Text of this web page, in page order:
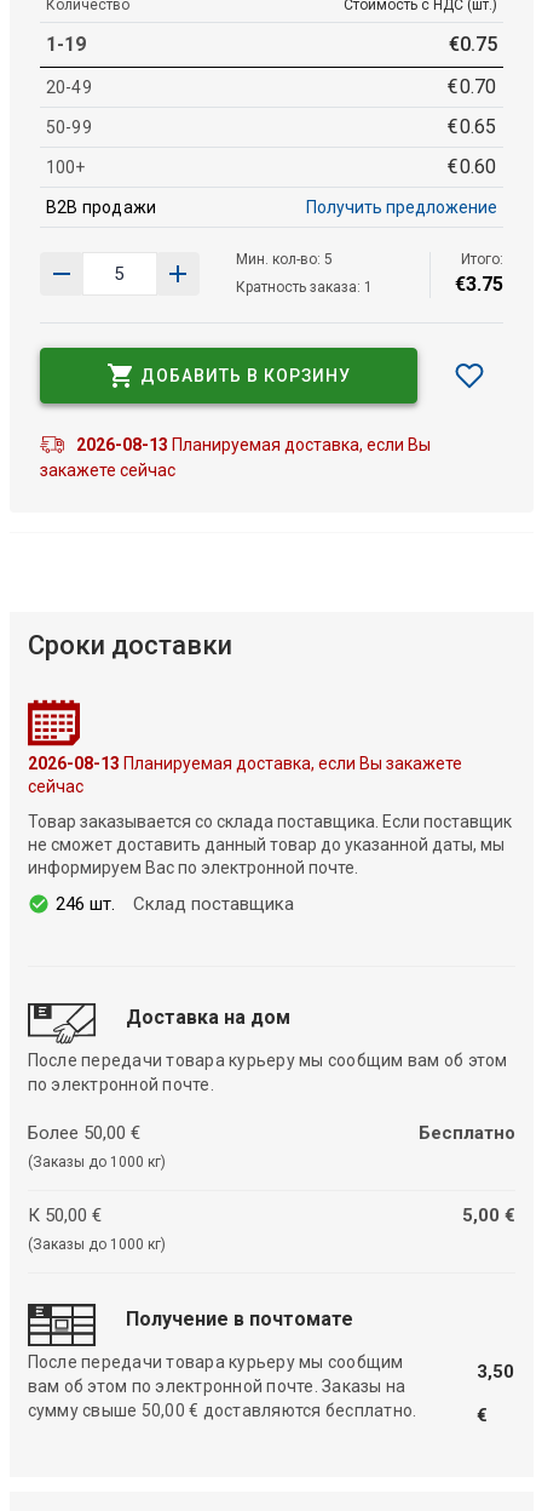
Количество Стоимость с НДС (шт.)
1-19 €0.75
20-49 €0.70
50-99 €0.65
100+ €0.60
B2B продажи Получить предложение
Мин. кол-во: 5
Кратность заказа: 1
Итого:
€3.75
ДОБАВИТЬ В КОРЗИНУ
2026-08-13 Планируемая доставка, если Вы
закажете сейчас
Сроки доставки
2026-08-13 Планируемая доставка, если Вы закажете
сейчас
Товар заказывается со склада поставщика. Если поставщик
не сможет доставить данный товар до указанной даты, мы
информируем Вас по электронной почте.
246 шт. Склад поставщика
Доставка на дом
После передачи товара курьеру мы сообщим вам об этом
по электронной почте.
Более 50,00 €
(Заказы до 1000 кг)
Бесплатно
К 50,00 €
(Заказы до 1000 кг)
5,00 €
Получение в почтомате
После передачи товара курьеру мы сообщим
вам об этом по электронной почте. Заказы на
сумму свыше 50,00 € доставляются бесплатно.
3,50
€